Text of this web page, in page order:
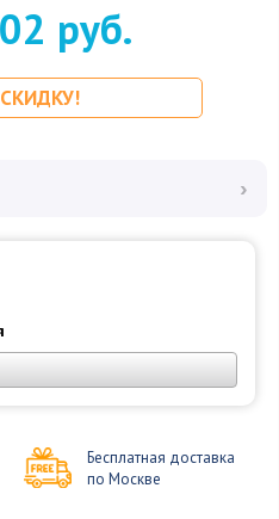
руб.
›
Бесплатная доставка
по Москве